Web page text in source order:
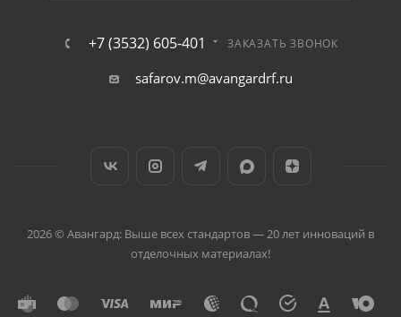
+7 (3532) 605-401 ЗАКАЗАТЬ ЗВОНОК
safarov.m@avangardrf.ru
2026 © Авангард: Выше всех стандартов — 20 лет инноваций в
отделочных материалах!